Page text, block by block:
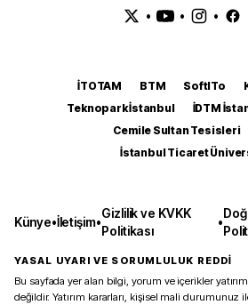
• • •
İTOTAM BTM SoftITo
Teknopark İstanbul
İDTM
Cemile Sultan Tesisleri
İstanbul Ticaret
Künye•İletişim•
Gizlilik ve KVKK
Politikası
•
YASAL UYARI VE SORUMLULUK REDDİ
Bu sayfada yer alan bilgi, yorum ve içerikler yatırım
değildir. Yatırım kararları, kişisel mali